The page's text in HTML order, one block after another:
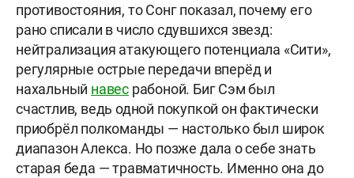
противостояния, то Сонг показал, почему его
рано списали в число сдувшихся звезд:
нейтрализация атакующего потенциала «Сити»,
регулярные острые передачи вперёд и
нахальный навес рабоной. Биг Сэм был
счастлив, ведь одной покупкой он фактически
приобрёл полкоманды — настолько был широк
диапазон Алекса. Но позже дала о себе знать
старая беда — травматичность. Именно она до